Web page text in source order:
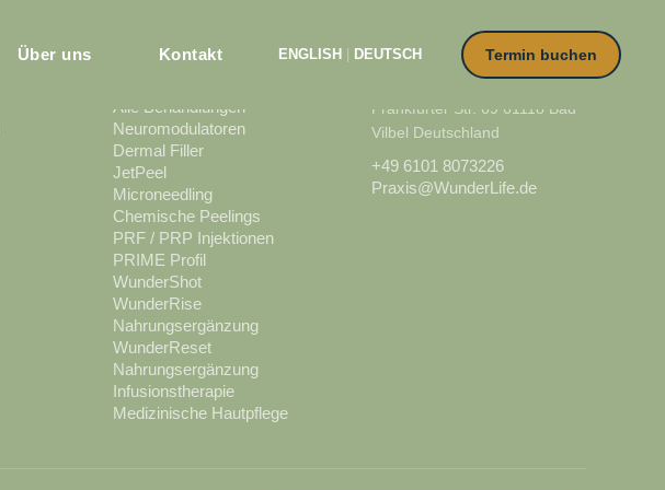
Über uns Kontakt Termin buchen
ENGLISH DEUTSCH
Frankfurter Str. 69 61118 Bad
Vilbel Deutschland
+49 6101 8073226
Praxis@WunderLife.de
Alle Behandlungen
Neuromodulatoren
Dermal Filler
JetPeel
Microneedling
Chemische Peelings
PRF / PRP Injektionen
PRIME Profil
WunderShot
WunderRise
Nahrungsergänzung
WunderReset
Nahrungsergänzung
Infusionstherapie
Medizinische Hautpflege